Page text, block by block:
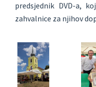
predsjednik DVD-a,
zahvalnice za njihov